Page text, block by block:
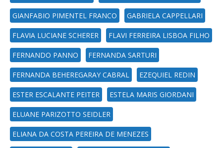
GIANFABIO PIMENTEL FRANCO GABRIELA CAPPELLARI
FLAVIA LUCIANE SCHERER FLAVI FERREIRA LISBOA FILHO
FERNANDO PANNO FERNANDA SARTURI
FERNANDA BEHEREGARAY CABRAL EZEQUIEL REDIN
ESTER ESCALANTE PEITER ESTELA MARIS GIORDANI
ELUANE PARIZOTTO SEIDLER
ELIANA DA COSTA PEREIRA DE MENEZES